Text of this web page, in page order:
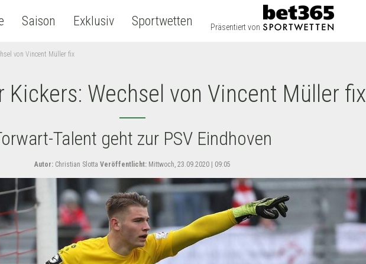
Saison Exklusiv Sportwetten Präsentiert von
von Vincent Müller fix
Kickers: Wechsel von Vincent Müller fix
Talent geht zur PSV Eindhoven
Autor: Christian Slotta Veröffentlicht: Mittwoch, 23.09.2020 | 09:05